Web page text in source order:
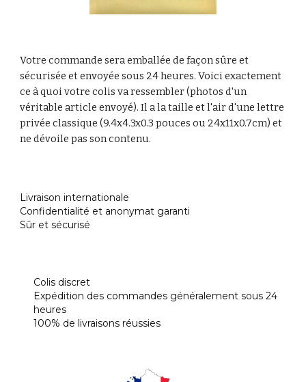
Votre commande sera emballée de façon sûre et
sécurisée et envoyée sous 24 heures. Voici exactement
ce à quoi votre colis va ressembler (photos d'un
véritable article envoyé). Il a la taille et l'air d'une lettre
privée classique (9.4x4.3x0.3 pouces ou 24x11x0.7cm) et
ne dévoile pas son contenu.
Livraison internationale
Confidentialité et anonymat garanti
Sûr et sécurisé
Colis discret
Expédition des commandes généralement sous 24
heures
100% de livraisons réussies